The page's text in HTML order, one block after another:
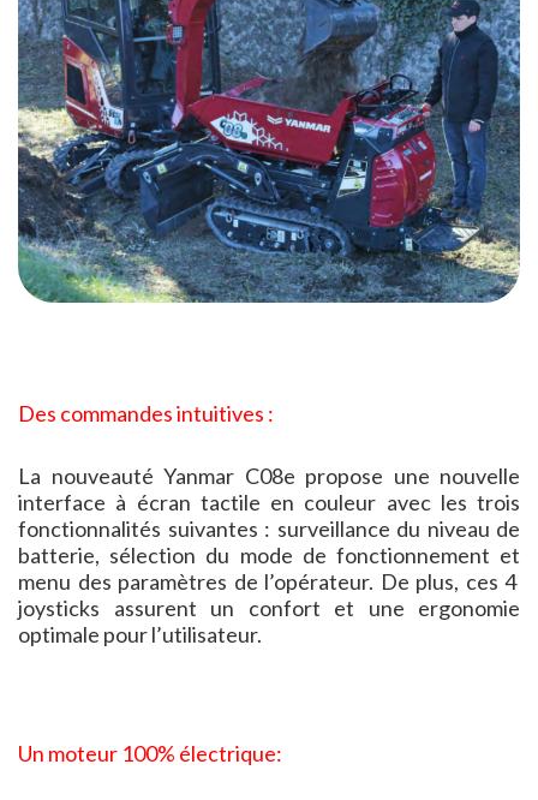
Des commandes intuitives :
La nouveauté Yanmar C08e propose une nouvelle
interface à écran tactile en couleur avec les trois
fonctionnalités suivantes : surveillance du niveau de
batterie, sélection du mode de fonctionnement et
menu des paramètres de l’opérateur. De plus, ces 4
joysticks assurent un confort et une ergonomie
optimale pour l’utilisateur.
Un moteur 100% électrique: